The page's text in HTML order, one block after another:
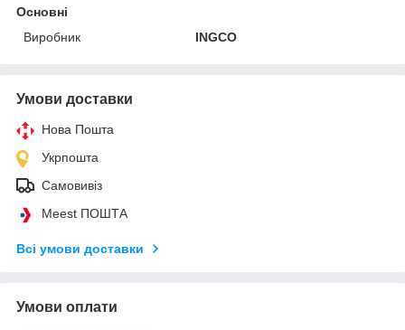
Основні
Виробник
INGCO
Умови доставки
Нова Пошта
Укрпошта
Самовивіз
Meest ПОШТА
Всі умови доставки
Умови оплати